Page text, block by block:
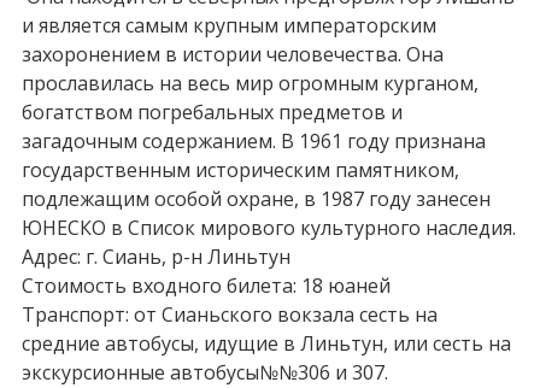
и является самым крупным императорским
захоронением в истории человечества. Она
прославилась на весь мир огромным курганом,
богатством погребальных предметов и
загадочным содержанием. В 1961 году признана
государственным историческим памятником,
подлежащим особой охране, в 1987 году занесен
ЮНЕСКО в Список мирового культурного наследия.
Адрес: г. Сиань, р-н Линьтун
Стоимость входного билета: 18 юаней
Транспорт: от Сианьского вокзала сесть на
средние автобусы, идущие в Линьтун, или сесть на
экскурсионные автобусы№№306 и 307.